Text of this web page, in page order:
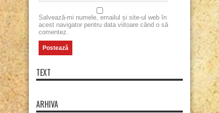
Salvează-mi numele, emailul și site-ul web în
acest navigator pentru data viitoare când o să
comentez.
TEXT
ARHIVA